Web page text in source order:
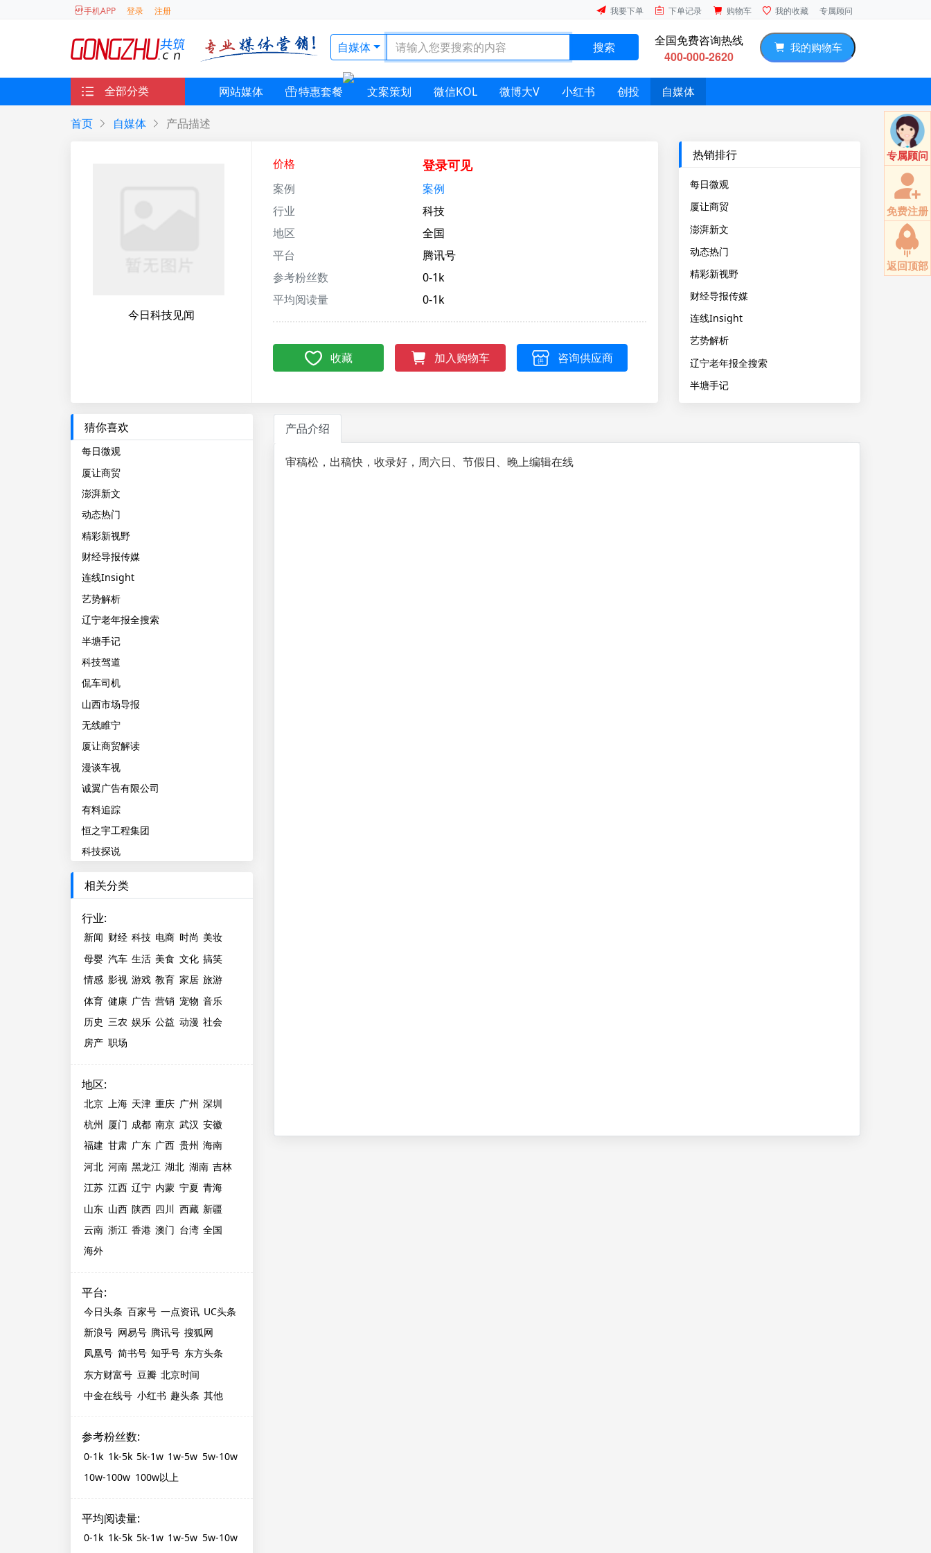
手机APP 登录 注册 我要下单 下单记录 购物车 我的收藏 专属顾问
自媒体 搜索 全国免费咨询热线
400-000-2620
我的购物车
全部分类 网站媒体 特惠套餐 文案策划 微信KOL 微博大V 小红书 创投 自媒体
首页 自媒体 产品描述
今日科技见闻
价格 登录可见
案例
案例
行业
科技
地区
全国
平台
腾讯号
参考粉丝数
0-1k
平均阅读量
0-1k
收藏 加入购物车 咨询供应商
热销排行
每日微观
厦让商贸
澎湃新文
动态热门
精彩新视野
财经导报传媒
连线Insight
艺势解析
辽宁老年报全搜索
半塘手记
猜你喜欢
每日微观
厦让商贸
澎湃新文
动态热门
精彩新视野
财经导报传媒
连线Insight
艺势解析
辽宁老年报全搜索
半塘手记
科技驾道
侃车司机
山西市场导报
无线睢宁
厦让商贸解读
漫谈车视
诚翼广告有限公司
有料追踪
恒之宇工程集团
科技探说
相关分类
行业:
新闻 财经 科技 电商 时尚 美妆
母婴 汽车 生活 美食 文化 搞笑
情感 影视 游戏 教育 家居 旅游
体育 健康 广告 营销 宠物 音乐
历史 三农 娱乐 公益 动漫 社会
房产 职场
地区:
北京 上海 天津 重庆 广州 深圳
杭州 厦门 成都 南京 武汉 安徽
福建 甘肃 广东 广西 贵州 海南
河北 河南 黑龙江 湖北 湖南 吉林
江苏 江西 辽宁 内蒙 宁夏 青海
山东 山西 陕西 四川 西藏 新疆
云南 浙江 香港 澳门 台湾 全国
海外
平台:
今日头条 百家号 一点资讯 UC头条
新浪号 网易号 腾讯号 搜狐网
凤凰号 简书号 知乎号 东方头条
东方财富号 豆瓣 北京时间
中金在线号 小红书 趣头条 其他
参考粉丝数:
0-1k 1k-5k 5k-1w 1w-5w 5w-10w
10w-100w 100w以上
平均阅读量:
0-1k 1k-5k 5k-1w 1w-5w 5w-10w
产品介绍
审稿松，出稿快，收录好，周六日、节假日、晚上编辑在线
专属顾问
免费注册
返回顶部